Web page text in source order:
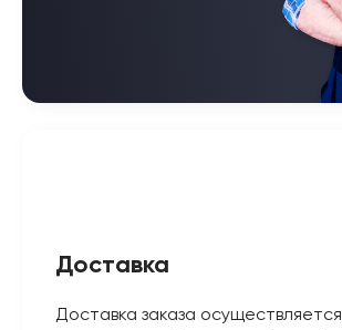
Доставка
Доставка заказа осуществляется